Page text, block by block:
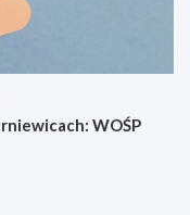
WOŚP